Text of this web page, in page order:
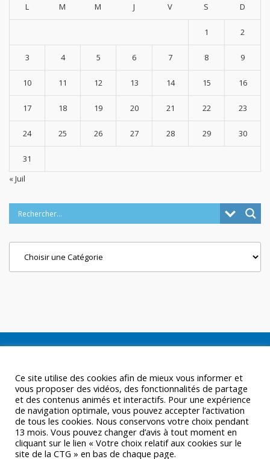
L M M J V S D
1 2
3 4 5 6 7 8 9
10 11 12 13 14 15 16
17 18 19 20 21 22 23
24 25 26 27 28 29 30
31
« Juil
Ce site utilise des cookies afin de mieux vous informer et
vous proposer des vidéos, des fonctionnalités de partage
et des contenus animés et interactifs. Pour une expérience
de navigation optimale, vous pouvez accepter l’activation
de tous les cookies. Nous conservons votre choix pendant
13 mois. Vous pouvez changer d’avis à tout moment en
cliquant sur le lien « Votre choix relatif aux cookies sur le
site de la CTG » en bas de chaque page.